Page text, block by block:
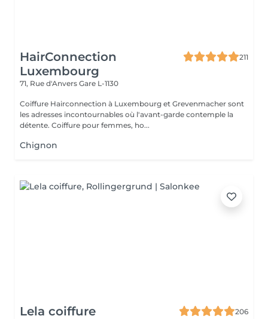
HairConnection
Luxembourg
211
71, Rue d'Anvers Gare L-1130
Coiffure Hairconnection à Luxembourg et Grevenmacher sont
les adresses incontournables où l'avant-garde contemple la
détente. Coiffure pour femmes, ho...
Chignon
Lela coiffure
206